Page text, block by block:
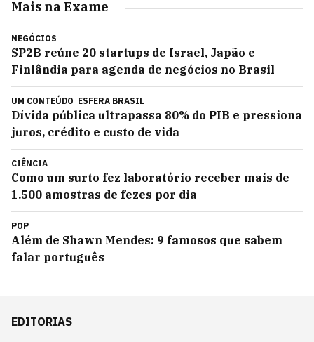
Mais na Exame
NEGÓCIOS
SP2B reúne 20 startups de Israel, Japão e
Finlândia para agenda de negócios no Brasil
UM CONTEÚDO ESFERA BRASIL
Dívida pública ultrapassa 80% do PIB e pressiona
juros, crédito e custo de vida
CIÊNCIA
Como um surto fez laboratório receber mais de
1.500 amostras de fezes por dia
POP
Além de Shawn Mendes: 9 famosos que sabem
falar português
EDITORIAS